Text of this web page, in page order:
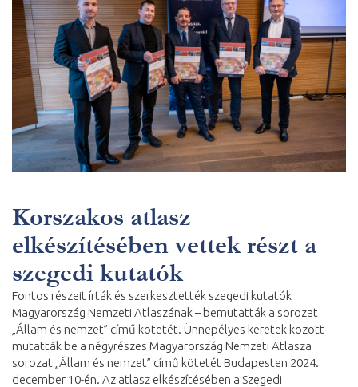
Korszakos atlasz
elkészítésében vettek részt a
szegedi kutatók
Fontos részeit írták és szerkesztették szegedi kutatók
Magyarország Nemzeti Atlaszának – bemutatták a sorozat
„Állam és nemzet” című kötetét. Ünnepélyes keretek között
mutatták be a négyrészes Magyarország Nemzeti Atlasza
sorozat „Állam és nemzet” című kötetét Budapesten 2024.
december 10-én. Az atlasz elkészítésében a Szegedi